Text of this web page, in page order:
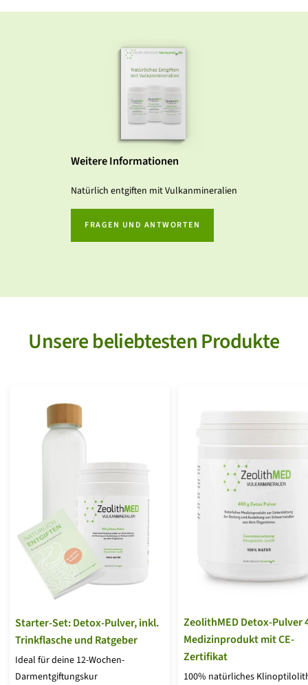
Weitere Informationen
Natürlich entgiften mit Vulkanmineralien
FRAGEN UND ANTWORTEN
Unsere beliebtesten Produkte
Starter-Set: Detox-Pulver, inkl.
Trinkflasche und Ratgeber
Ideal für deine 12-Wochen-
Darmentgiftungskur
ZeolithMED Detox-Pulver
Medizinprodukt mit CE-
Zertifikat
100% natürliches